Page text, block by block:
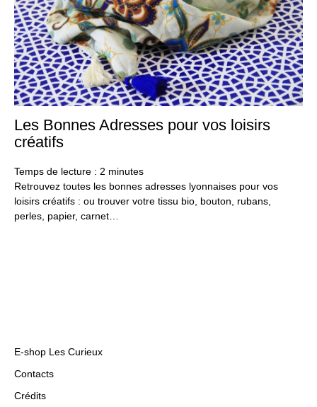
Les Bonnes Adresses pour vos loisirs
créatifs
Temps de lecture : 2 minutes
Retrouvez toutes les bonnes adresses lyonnaises pour vos
loisirs créatifs : ou trouver votre tissu bio, bouton, rubans,
perles, papier, carnet…
E-shop Les Curieux
Contacts
Crédits